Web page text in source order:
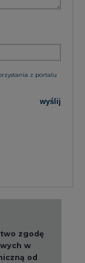
z portalu
wyślij
zgodę
w
od